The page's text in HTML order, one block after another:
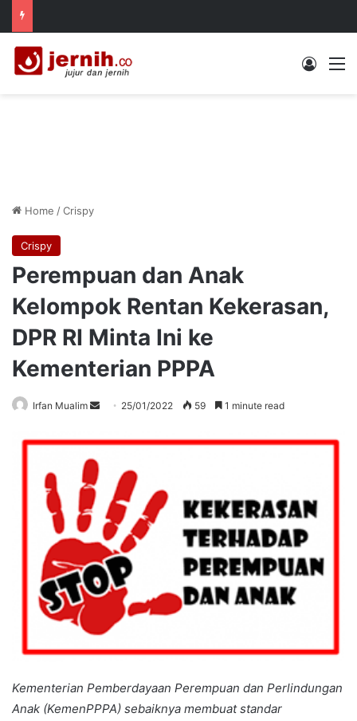
Log In
Home /Crispy
Crispy
Perempuan dan Anak
Kelompok Rentan Kekerasan,
DPR RI Minta Ini ke
Kementerian PPPA
Irfan Mualim
Send
email
25/01/2022 59 1 minute read
Kementerian Pemberdayaan Perempuan dan Perlindungan
Anak (KemenPPPA) sebaiknya membuat standar